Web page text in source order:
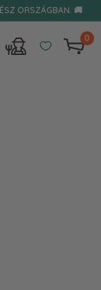
ORSZÁGBAN. 🚚
0